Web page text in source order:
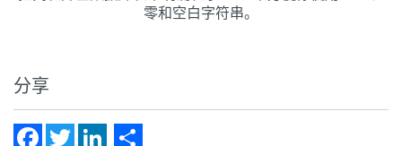
零和空白字符串。
分享